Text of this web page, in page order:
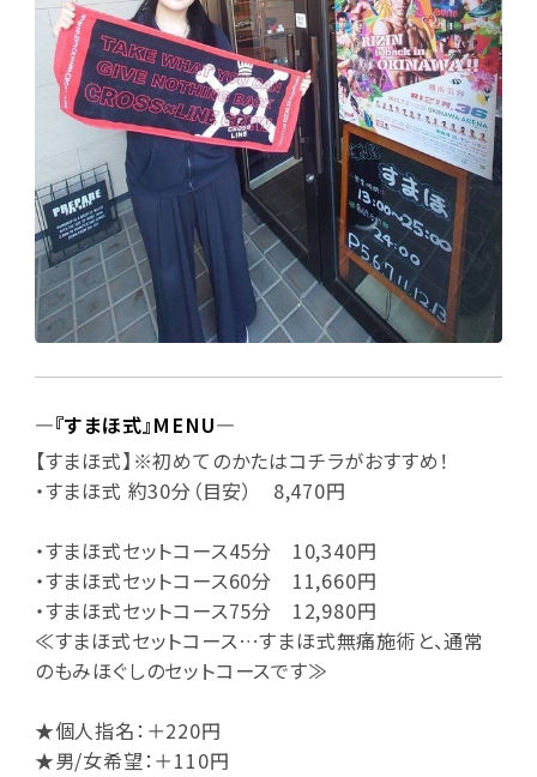
―『すまほ式』MENU―
【すまほ式】※初めてのかたはコチラがおすすめ！
・すまほ式 約30分（目安） 8,470円
・すまほ式セットコース45分 10,340円
・すまほ式セットコース60分 11,660円
・すまほ式セットコース75分 12,980円
≪すまほ式セットコース…すまほ式無痛施術と、通常
のもみほぐしのセットコースです≫
★個人指名：＋220円
★男/女希望：＋110円